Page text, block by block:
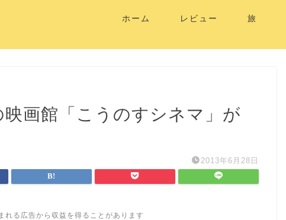
ホーム レビュー 旅
画館「こうのすシネマ」が
2013年6月28日
れる広告から収益を得ることがあります